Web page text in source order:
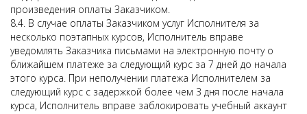
произведения оплаты Заказчиком.
8.4. В случае оплаты Заказчиком услуг Исполнителя за
несколько поэтапных курсов, Исполнитель вправе
уведомлять Заказчика письмами на электронную почту о
ближайшем платеже за следующий курс за 7 дней до начала
этого курса. При неполучении платежа Исполнителем за
следующий курс с задержкой более чем 3 дня после начала
курса, Исполнитель вправе заблокировать учебный аккаунт